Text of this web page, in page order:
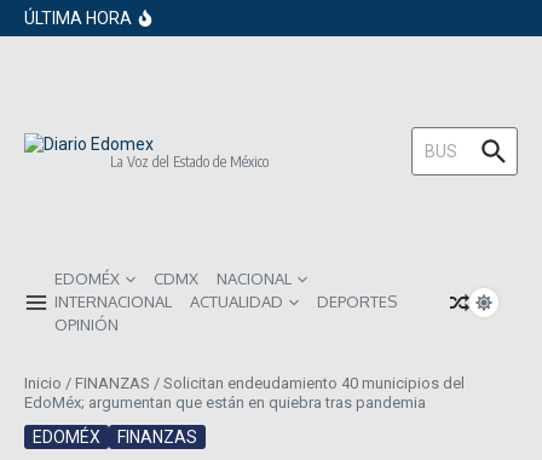
Saltar al contenido
ÚLTIMA HORA
inversionistas extranjeros; emite nueva
comunes entre los mexicanos
La Voz del Estado de México
Buscar:
EDOMÉX CDMX
NACIONAL
INTERNACIONAL
ACTUALIDAD
DEPORTES
OPINIÓN
Inicio / FINANZAS / Solicitan endeudamiento 40 municipios del
EdoMéx; argumentan que están en quiebra tras pandemia
EDOMÉX FINANZAS